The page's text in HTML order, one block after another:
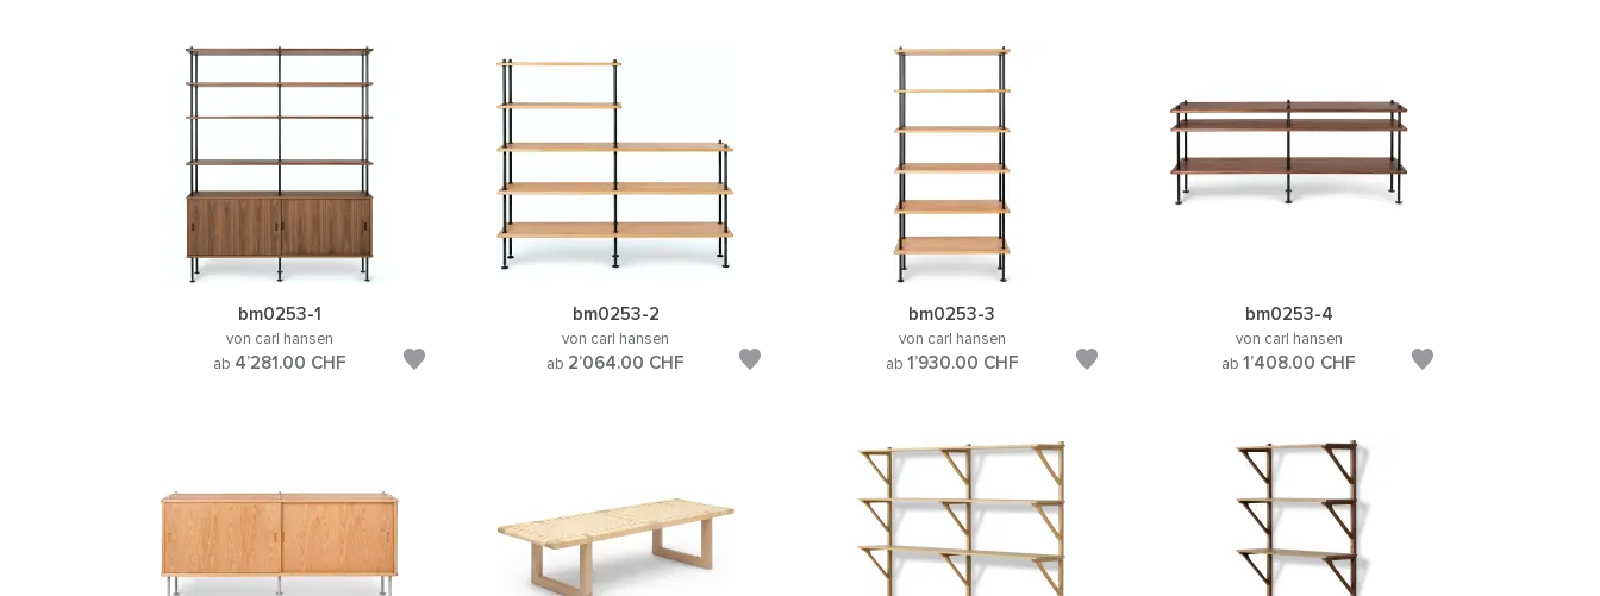
bm0253-1
von carl hansen
ab 4’281.00 CHF
bm0253-2
von carl hansen
ab 2’064.00 CHF
bm0253-3
von carl hansen
ab 1’930.00 CHF
bm0253-4
von carl hansen
ab1’408.00 CHF